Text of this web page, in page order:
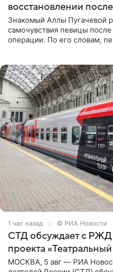
восстановлении
Знакомый Аллы Пугачевой
самочувствия певицы
операции. По его словам,
1 час назад © РИА Новости
СТД обсуждает с
проекта
МОСКВА, 5 авг — РИА